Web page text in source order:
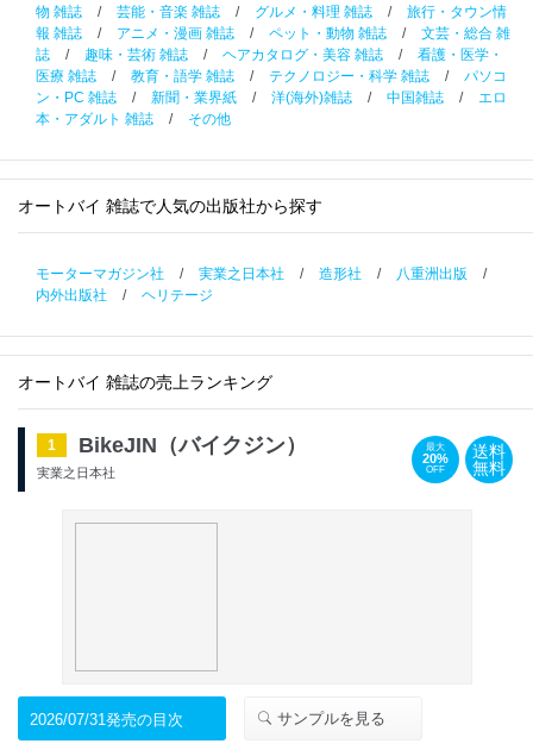
物 雑誌
/ 芸能・音楽 雑誌 / グルメ・料理 雑誌 /
旅行・タウン情
報 雑誌
/ アニメ・漫画 雑誌 / ペット・動物 雑誌 /
文芸・総合 雑
誌
/ 趣味・芸術 雑誌 / ヘアカタログ・美容 雑誌 /
看護・医学・
医療 雑誌
/ 教育・語学 雑誌 / テクノロジー・科学 雑誌 /
パソコ
ン・PC 雑誌
/ 新聞・業界紙 / 洋(海外)雑誌 / 中国雑誌 /
エロ
本・アダルト 雑誌
/ その他
オートバイ 雑誌で人気の出版社から探す
モーターマガジン社 / 実業之日本社 / 造形社 / 八重洲出版
/
内外出版社
/ ヘリテージ
オートバイ 雑誌の売上ランキング
1 BikeJIN（バイクジン）
実業之日本社
最大
20%
OFF
送料
無料
2026/07/31発売の目次 サンプルを見る